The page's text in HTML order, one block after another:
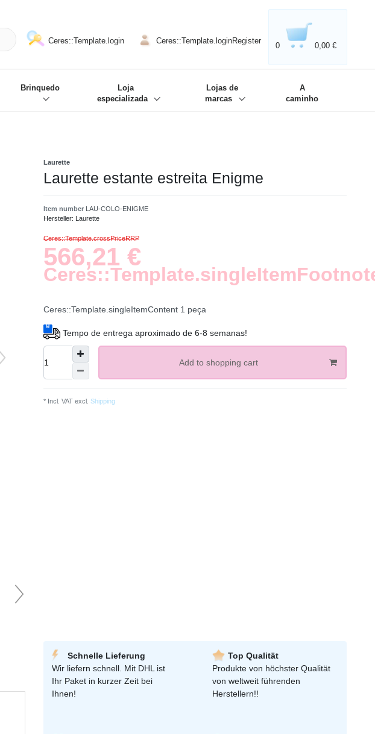
Ceres::Template.login Ceres::Template.loginRegister
0 0,00 €
Brinquedo
Loja
especializada
Lojas de
marcas
A
caminho
Laurette
Laurette estante estreita Enigme
Item number LAU-COLO-ENIGME
Hersteller: Laurette
Ceres::Template.crossPriceRRP
566,21 €
Ceres::Template.singleItemContent 1 peça
Tempo de entrega aproximado de 6-8 semanas!
Add to shopping cart
* Incl. VAT excl. Shipping
Schnelle Lieferung
Wir liefern schnell. Mit DHL ist
Ihr Paket in kurzer Zeit bei
Ihnen!
Top Qualität
Produkte von höchster Qualität
von weltweit führenden
Herstellern!!